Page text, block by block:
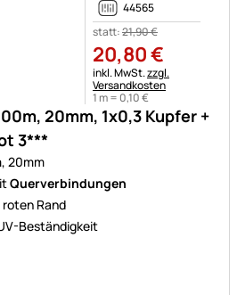
20mm, 1x0,3 Kupfer +
3***
20mm
Querverbindungen
Rand
Beständigkeit
44565
statt:21,90€
20,80€
Steuerhinweis:
inkl. MwSt.zzgl.
Versandkosten
1 m = 0,10€